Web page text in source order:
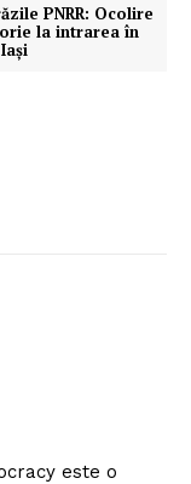
PNRR: Ocolire
la intrarea în
este o